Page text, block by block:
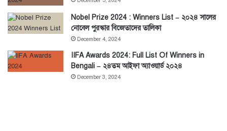
Nobel Prize 2024 : Winners List – ২০২৪ সালের
নোবেল পুরস্কার বিজেতাদের তালিকা
December 4, 2024
IIFA Awards 2024: Full List Of Winners in
Bengali – ২৪তম আইফা অ্যাওয়ার্ড ২০২৪
December 3, 2024